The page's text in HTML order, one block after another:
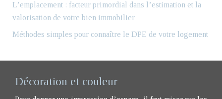
L’emplacement : facteur primordial dans l’estimation et la
valorisation de votre bien immobilier
Méthodes simples pour connaître le DPE de votre logement
Décoration et couleur